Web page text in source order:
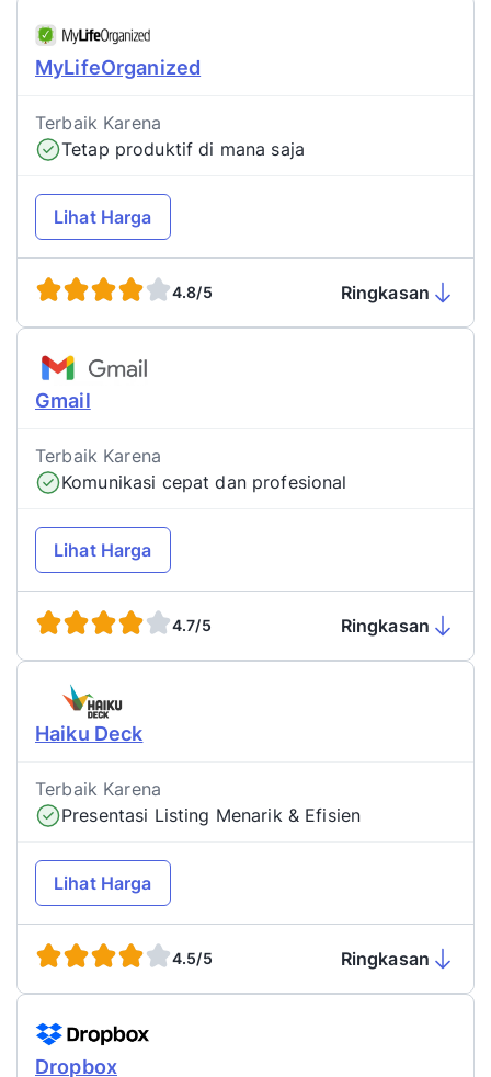
MyLifeOrganized
Terbaik Karena
Tetap produktif di mana saja
Lihat Harga
4.8/5 Ringkasan
Gmail
Terbaik Karena
Komunikasi cepat dan profesional
Lihat Harga
4.7/5 Ringkasan
Haiku Deck
Terbaik Karena
Presentasi Listing Menarik & Efisien
Lihat Harga
4.5/5 Ringkasan
Dropbox